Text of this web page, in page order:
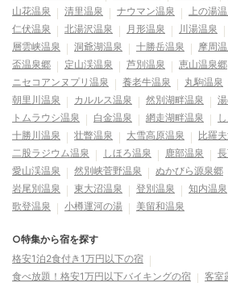
山花温泉
清里温泉 ナウマン温泉 上の湯
仁伏温泉
北湯沢温泉 月形温泉 川湯温泉
層雲峡温泉
洞爺湖温泉 十勝岳温泉 摩周
盃温泉郷
定山渓温泉 芦別温泉
恵山温泉郷
ニセコアンヌプリ温泉
養老牛温泉 丸駒温泉
朝里川温泉
カルルス温泉 然別湖畔温泉
トムラウシ温泉
白金温泉 網走湖畔温泉
十勝川温泉
壮瞥温泉 大雪高原温泉
比羅
二股ラジウム温泉
しほろ温泉 鹿部温泉
愛山渓温泉
然別峡菅野温泉 ぬかびら源泉郷
岩尾別温泉
東大沼温泉 登別温泉 知内温泉
歌登温泉
小樽運河の湯 美留和温泉
○特集から宿を探す
格安1泊2食付き1万円以下の宿
食べ放題！格安1万円以下バイキングの宿
客室